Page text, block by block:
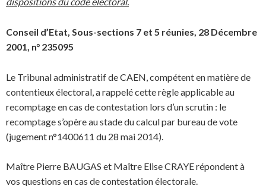
Conseil d’Etat, Sous-sections 7 et 5 réunies, 28 Décembre
2001, n° 235095
Le Tribunal administratif de CAEN, compétent en matière de
contentieux électoral, a rappelé cette règle applicable au
recomptage en cas de contestation lors d’un scrutin : le
recomptage s’opère au stade du calcul par bureau de vote
(jugement n°1400611 du 28 mai 2014).
Maître Pierre BAUGAS et Maître Elise CRAYE répondent à
vos questions en cas de contestation électorale.